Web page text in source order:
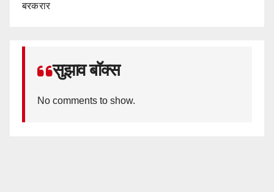
बरकरार
सुझाव बॉक्स
No comments to show.